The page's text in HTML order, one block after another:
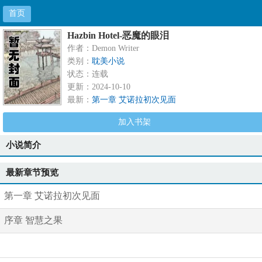
首页
Hazbin Hotel-恶魔的眼泪
作者：Demon Writer
类别： 耽美小说
状态：连载
更新：2024-10-10
最新： 第一章 艾诺拉初次见面
加入书架
小说简介
最新章节预览
第一章 艾诺拉初次见面
序章 智慧之果